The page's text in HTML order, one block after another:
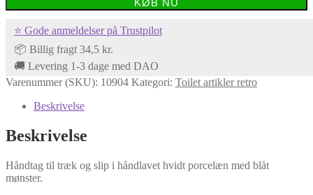
KØB NU
⭐ Gode anmeldelser på Trustpilot
📦 Billig fragt 34,5 kr.
🚚 Levering 1-3 dage med DAO
Varenummer (SKU): 10904 Kategori: Toilet artikler retro
Beskrivelse
Beskrivelse
Håndtag til træk og slip i håndlavet hvidt porcelæn med blåt
mønster.